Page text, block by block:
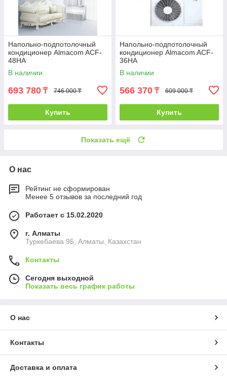
Напольно-подпотолочный
кондиционер Almacom ACF-
48HA
В наличии
693 780 ₸ 746 000 ₸
Купить
Напольно-подпотолочный
кондиционер Almacom ACF-
36HA
В наличии
566 370 ₸ 609 000 ₸
Купить
Показать ещё
О нас
Рейтинг не сформирован
Менее 5 отзывов за последний год
Работает с 15.02.2020
г. Алматы
Туркебаева 95, Алматы, Казахстан
Контакты
Сегодня выходной
Показать весь график работы
О нас
Контакты
Доставка и оплата